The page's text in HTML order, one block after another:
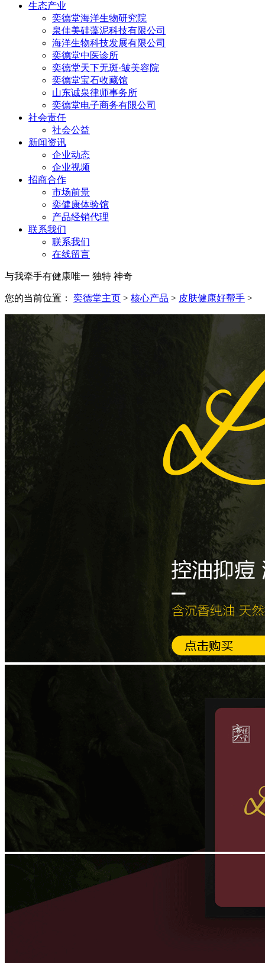
生态产业
奕德堂海洋生物研究院
泉佳美硅藻泥科技有限公司
海洋生物科技发展有限公司
奕德堂中医诊所
奕德堂天下无斑·皱美容院
奕德堂宝石收藏馆
山东诚泉律师事务所
奕德堂电子商务有限公司
社会责任
社会公益
新闻资讯
企业动态
企业视频
招商合作
市场前景
奕健康体验馆
产品经销代理
联系我们
联系我们
在线留言
与我牵手有健康唯一 独特 神奇
您的当前位置： 奕德堂主页 > 核心产品 > 皮肤健康好帮手 >